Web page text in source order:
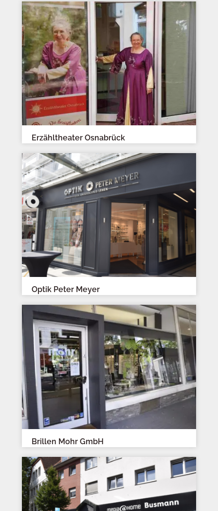
Erzähltheater Osnabrück
Optik Peter Meyer
Brillen Mohr GmbH